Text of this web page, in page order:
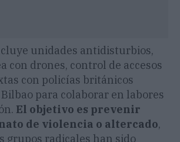
unidades antidisturbios,
con drones, control de accesos
con policías británicos
para colaborar en labores
El objetivo es prevenir
de violencia o altercado,
grupos radicales han sido